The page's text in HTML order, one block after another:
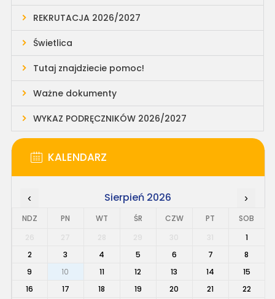
REKRUTACJA 2026/2027
Świetlica
Tutaj znajdziecie pomoc!
Ważne dokumenty
WYKAZ PODRĘCZNIKÓW 2026/2027
KALENDARZ
‹ Sierpień 2026 ›
NDZ PN WT ŚR CZW PT
SOB
1
2
3 4 5 6 7
8
9
10 11 12 13 14
15
16
17 18 19 20 21
22